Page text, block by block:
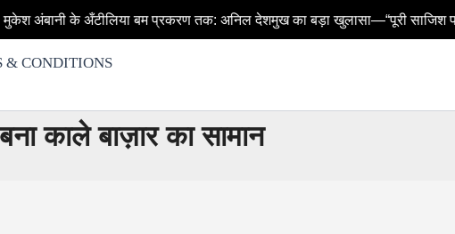
बम प्रकरण तक: अनिल देशमुख का बड़ा खुलासा—“पूरी साजिश परमबीर सिंह की थी”,
& CONDITIONS
काले बाज़ार का सामान